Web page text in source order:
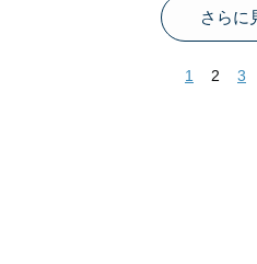
さらに
1 2 3